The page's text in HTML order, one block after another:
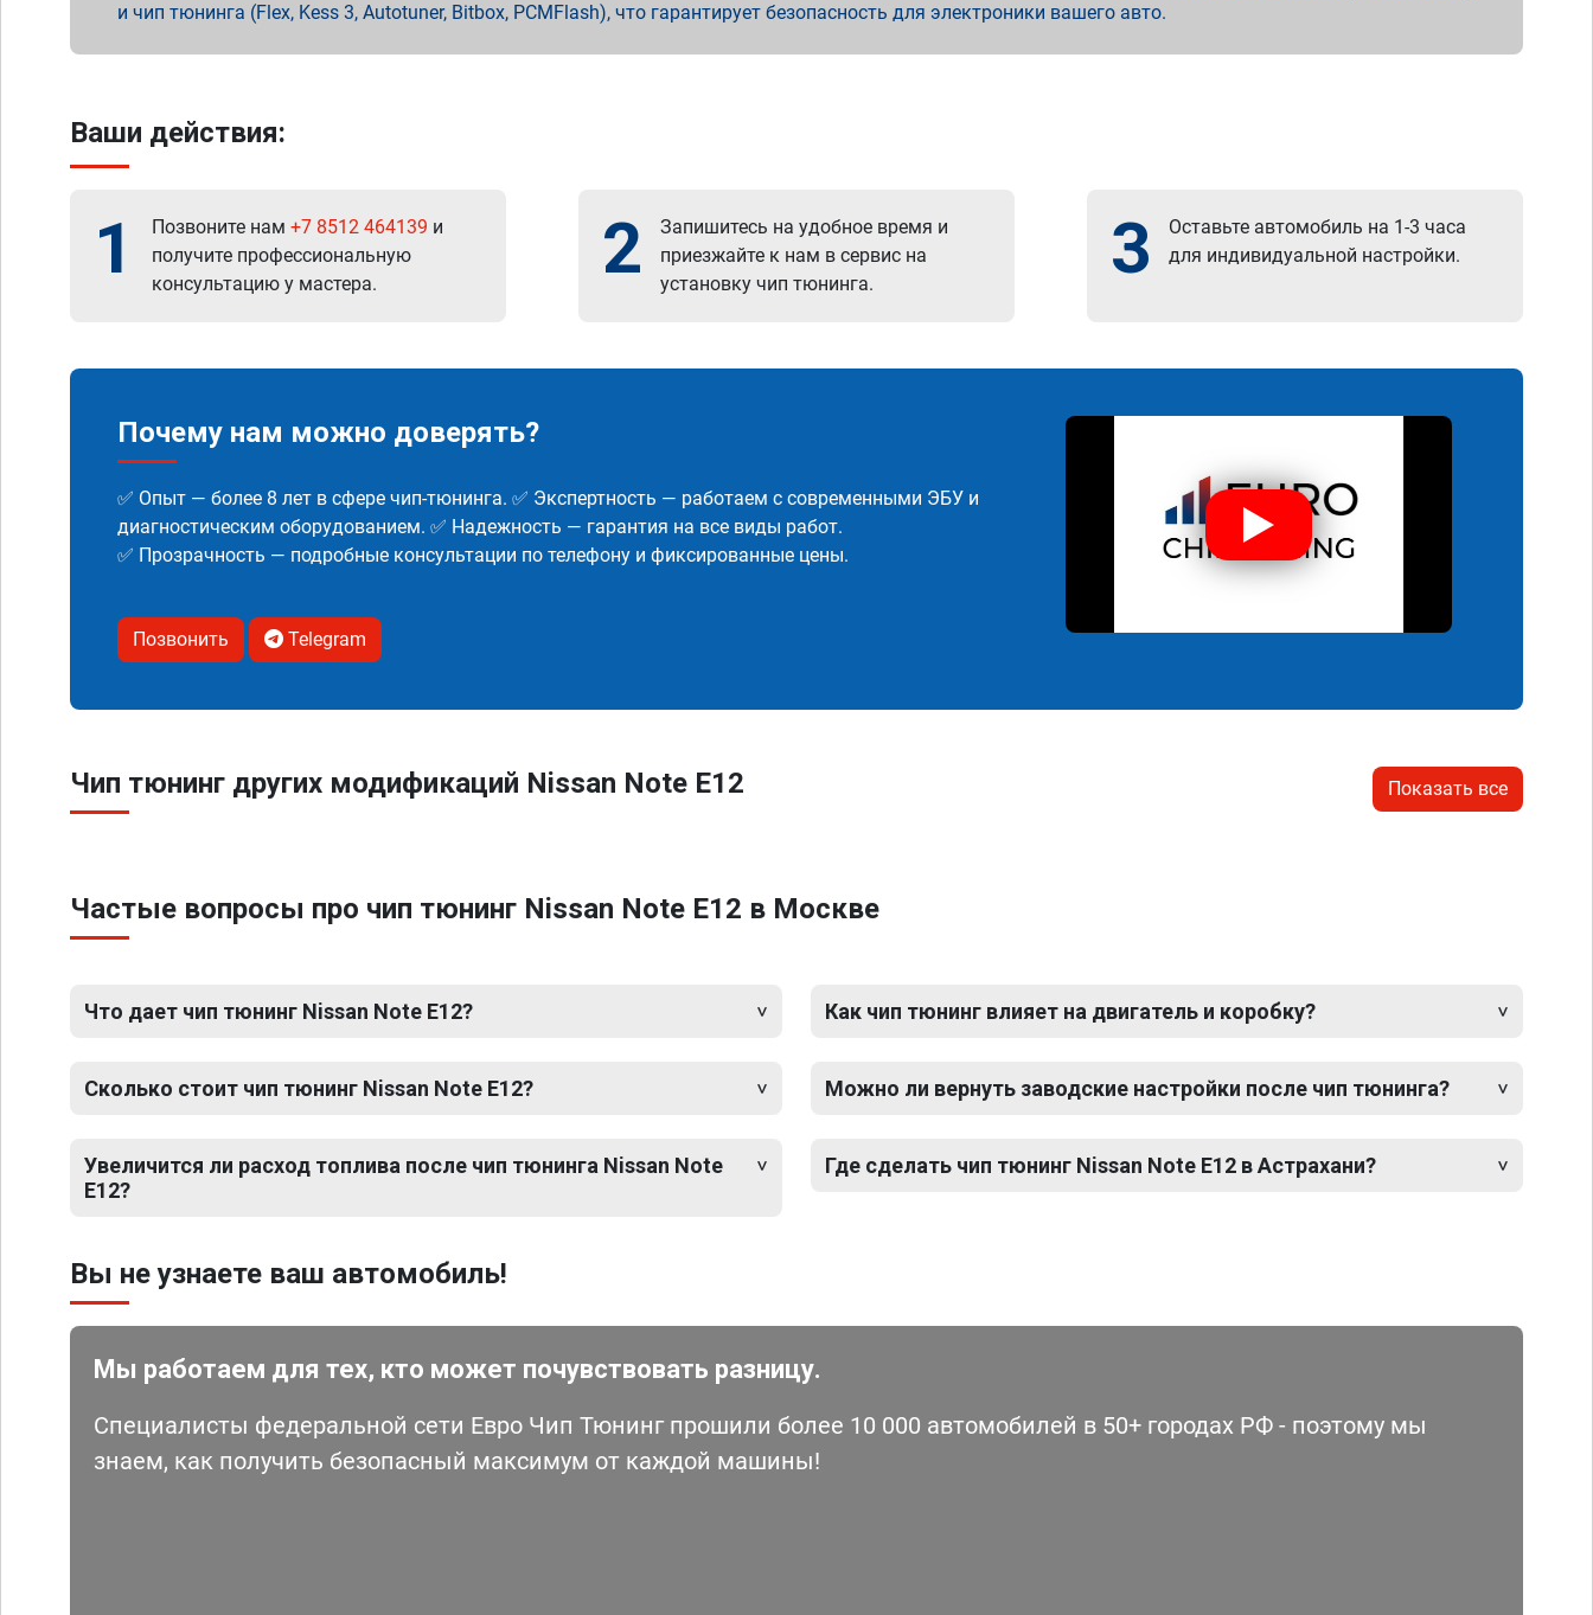
и чип тюнинга (Flex, Kess 3, Autotuner, Bitbox, PCMFlash), что гарантирует безопасность для электроники вашего авто.
Ваши действия:
1 Позвоните нам +7 8512 464139 и
получите профессиональную
консультацию у мастера.
2
Запишитесь на удобное время и
приезжайте к нам в сервис на
установку чип тюнинга.
3
Оставьте автомобиль на 1-3 часа
для индивидуальной настройки.
Почему нам можно доверять?
✅ Опыт — более 8 лет в сфере чип-тюнинга. ✅ Экспертность — работаем с современными ЭБУ и
диагностическим оборудованием. ✅ Надежность — гарантия на все виды работ.
✅ Прозрачность — подробные консультации по телефону и фиксированные цены.
Позвонить Telegram
Чип тюнинг других модификаций Nissan Note E12 Показать все
Частые вопросы про чип тюнинг Nissan Note E12 в Москве
Что дает чип тюнинг Nissan Note E12?
Сколько стоит чип тюнинг Nissan Note E12?
Увеличится ли расход топлива после чип тюнинга Nissan Note
E12?
Как чип тюнинг влияет на двигатель и коробку?
Можно ли вернуть заводские настройки после чип тюнинга?
Где сделать чип тюнинг Nissan Note E12 в Астрахани?
Вы не узнаете ваш автомобиль!
Мы работаем для тех, кто может почувствовать разницу.
Специалисты федеральной сети Евро Чип Тюнинг прошили более 10 000 автомобилей в 50+ городах РФ - поэтому мы
знаем, как получить безопасный максимум от каждой машины!